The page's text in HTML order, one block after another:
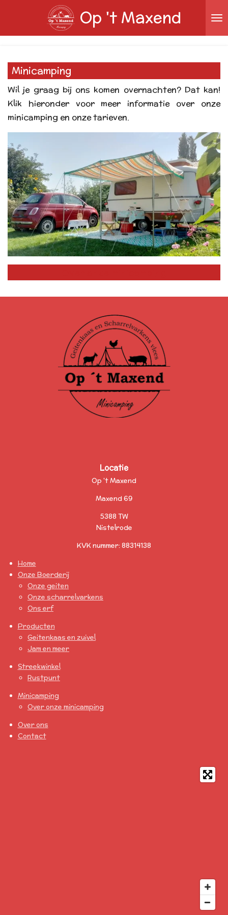
hoofdinhoud
Op 't Maxend
Minicamping
Wil je graag bij ons komen overnachten? Dat kan!
Klik hieronder voor meer informatie over onze
minicamping en onze tarieven.
Locatie
Op 't Maxend
Maxend 69
5388 TW
Nistelrode
KVK nummer: 88314138
Home
Onze Boerderij
Onze geiten
Onze scharrelvarkens
Ons erf
Producten
Geitenkaas en zuivel
Jam en meer
Streekwinkel
Rustpunt
Minicamping
Over onze minicamping
Over ons
Contact